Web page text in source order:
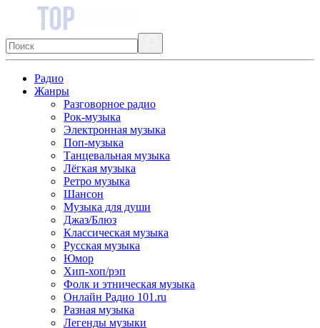
Радио
Жанры
Разговорное радио
Рок-музыка
Электронная музыка
Поп-музыка
Танцевальная музыка
Лёгкая музыка
Ретро музыка
Шансон
Музыка для души
Джаз/Блюз
Классическая музыка
Русская музыка
Юмор
Хип-хоп/рэп
Фолк и этническая музыка
Онлайн Радио 101.ru
Разная музыка
Легенды музыки